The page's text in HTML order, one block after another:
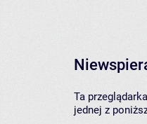
Ta
jednej z